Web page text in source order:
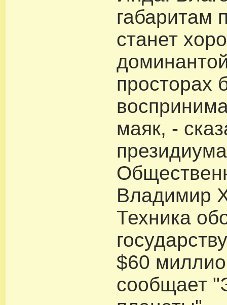
габаритам
станет
просторах
маяк, -
президиума
Владимир
Техника
$60
сообщает